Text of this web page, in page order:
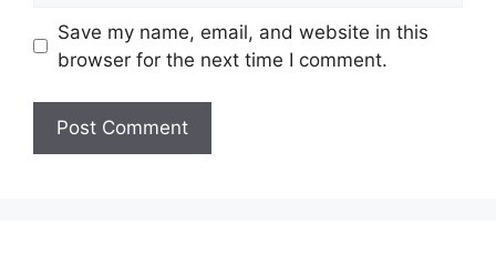
Save my name, email, and website in this
browser for the next time I comment.